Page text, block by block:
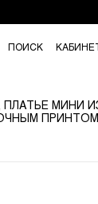
ПОИСК
ПЛАТЬЕ МИНИ
ПРИНТОМ